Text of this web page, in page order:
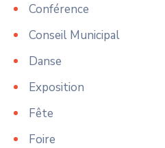
Conférence
Conseil Municipal
Danse
Exposition
Fête
Foire